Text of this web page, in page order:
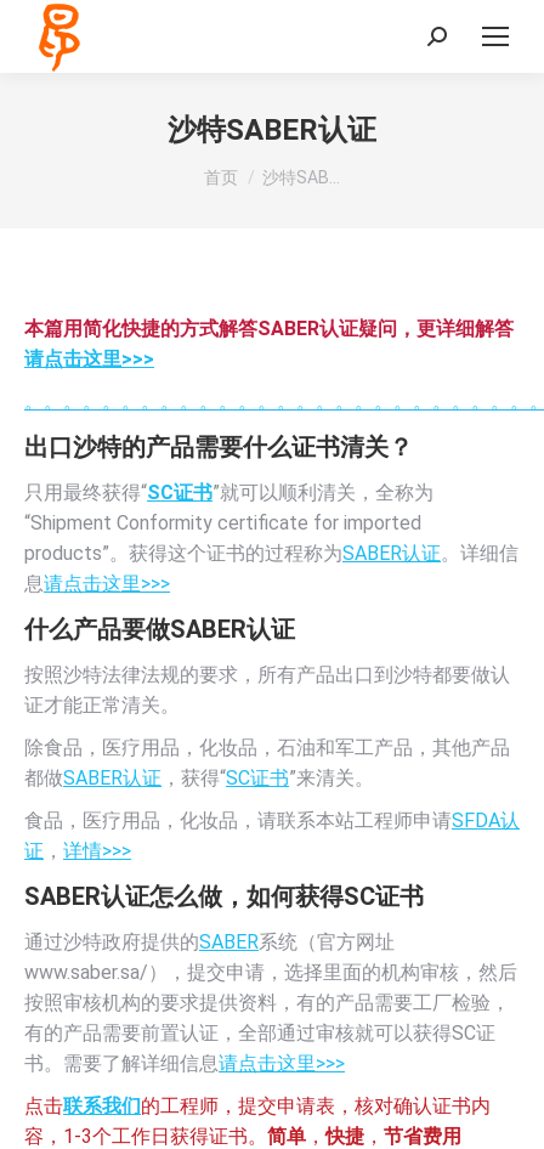
Search:
沙特SABER认证
您在这里：
首页 沙特SAB…
本篇用简化快捷的方式解答SABER认证疑问，更详细解答
请点击这里>>>
。。。。。。。。。。。。。。。。。。。。。。。。。。
出口沙特的产品需要什么证书清关 ？
只用最终获得“SC证书”就可以顺利清关，全称为
“Shipment Conformity certificate for imported
products”。获得这个证书的过程称为SABER认证。详细信
息请点击这里>>>
什么产品要做SABER认证
按照沙特法律法规的要求，所有产品出口到沙特都要做认
证才能正常清关。
除食品，医疗用品，化妆品，石油和军工产品，其他产品
都做SABER认证 ，获得“SC证书”来清关。
食品，医疗用品，化妆品，请联系本站工程师申请SFDA认
证 ， 详情>>>
SABER认证怎么做，如何获得SC证书
通过沙特政府提供的SABER系统（官方网址
www.saber.sa/），提交申请，选择里面的机构审核，然后
按照审核机构的要求提供资料，有的产品需要工厂检验，
有的产品需要前置认证，全部通过审核就可以获得SC证
书。需要了解详细信息请点击这里>>>
点击联系我们的工程师，提交申请表，核对确认证书内
容，1-3个工作日获得证书。 简单 ，快捷 ， 节省费用